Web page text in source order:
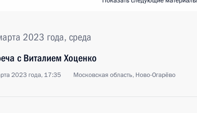
2023 года, среда
с Виталием Хоценко
2023 года, 17:35 Московская область, Ново-Огарёво